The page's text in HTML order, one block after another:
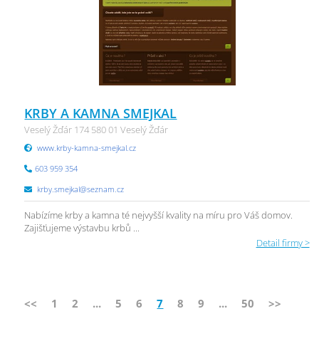
KRBY A KAMNA SMEJKAL
Veselý Žďár 174 580 01 Veselý Žďár
www.krby-kamna-smejkal.cz
603 959 354
krby.smejkal@seznam.cz
Nabízíme krby a kamna té nejvyšší kvality na míru pro Váš domov.
Zajišťujeme výstavbu krbů ...
Detail firmy >
<< 1 2 ... 5 6 7 8 9 ... 50 >>